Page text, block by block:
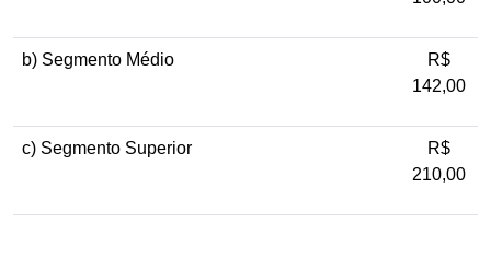
b) Segmento Médio
R$
142,00
c) Segmento Superior
R$
210,00